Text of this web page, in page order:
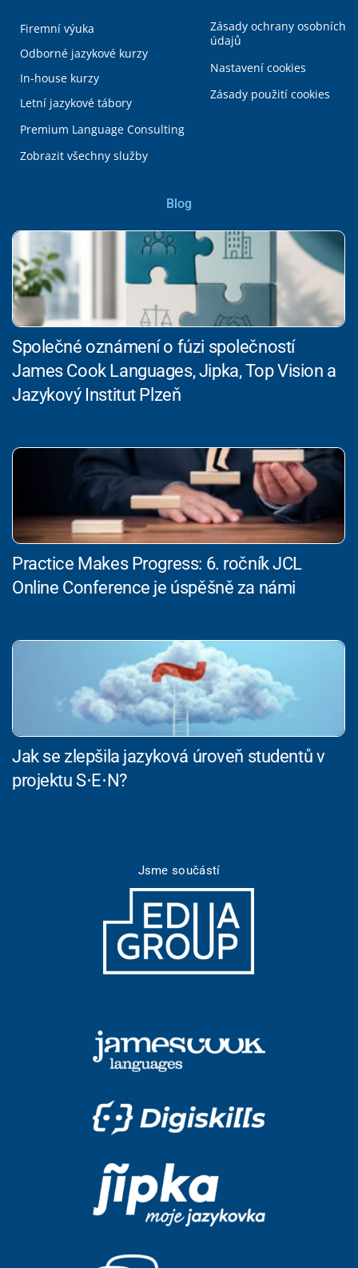
Firemní výuka
Odborné jazykové kurzy
In-house kurzy
Letní jazykové tábory
Premium Language Consulting
Zobrazit všechny služby
Zásady ochrany osobních
údajů
Nastavení cookies
Zásady použití cookies
Blog
Společné oznámení o fúzi společností
James Cook Languages, Jipka, Top Vision a
Jazykový Institut Plzeň
Practice Makes Progress: 6. ročník JCL
Online Conference je úspěšně za námi
Jak se zlepšila jazyková úroveň studentů v
projektu S⋅E⋅N?
Jsme součástí